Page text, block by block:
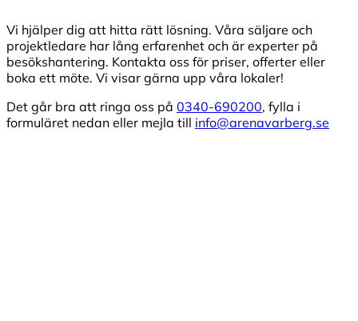
Vi hjälper dig att hitta rätt lösning. Våra säljare och
projektledare har lång erfarenhet och är experter på
besökshantering. Kontakta oss för priser, offerter eller
boka ett möte. Vi visar gärna upp våra lokaler!
Det går bra att ringa oss på 0340-690200, fylla i
formuläret nedan eller mejla till info@arenavarberg.se